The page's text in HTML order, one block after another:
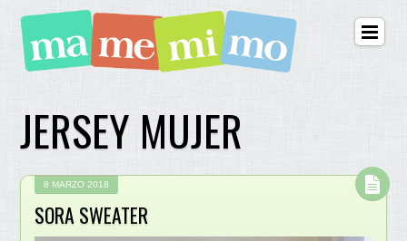
JERSEY MUJER
8 MARZO 2018
SORA SWEATER